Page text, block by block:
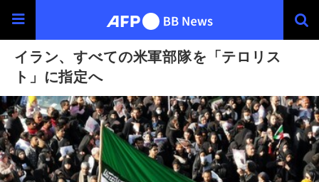
イラン、すべての米軍部隊を「テロリス
ト」に指定へ